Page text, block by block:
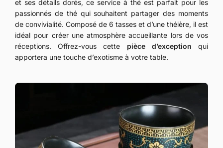
et ses détails dorés, ce service à thé est parfait pour les
passionnés de thé qui souhaitent partager des moments
de convivialité. Composé de 6 tasses et d’une théière, il est
idéal pour créer une atmosphère accueillante lors de vos
réceptions. Offrez-vous cette pièce d’exception qui
apportera une touche d’exotisme à votre table.